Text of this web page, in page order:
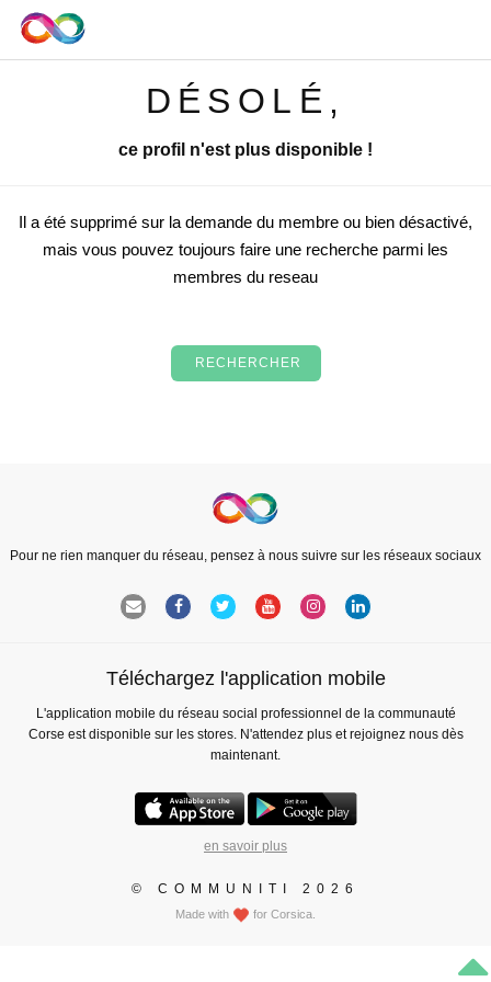
DÉSOLÉ,
ce profil n'est plus disponible !
Il a été supprimé sur la demande du membre ou bien désactivé,
mais vous pouvez toujours faire une recherche parmi les
membres du reseau
RECHERCHER
Pour ne rien manquer du réseau, pensez à nous suivre sur les réseaux sociaux
Téléchargez l'application mobile
L'application mobile du réseau social professionnel de la communauté
Corse est disponible sur les stores. N'attendez plus et rejoignez nous dès
maintenant.
en savoir plus
© COMMUNITI 2026
Made with for Corsica.